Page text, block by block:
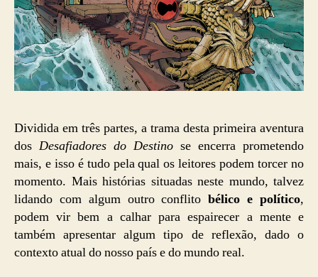
Dividida em três partes, a trama desta primeira aventura
dos Desafiadores do Destino se encerra prometendo
mais, e isso é tudo pela qual os leitores podem torcer no
momento. Mais histórias situadas neste mundo, talvez
lidando com algum outro conflitobélico e político,
podem vir bem a calhar para espairecer a mente e
também apresentar algum tipo de reflexão, dado o
contexto atual do nosso país e do mundo real.